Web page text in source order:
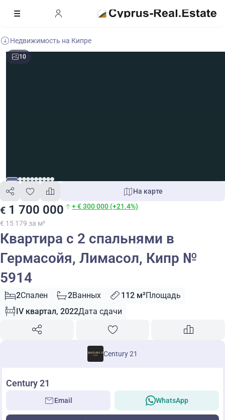
Недвижимость на Кипре
10
€ 1 700 000 + € 300 000 (+21.4%)
€ 15 179 за м²
На карте
Квартира с 2 спальнями в
Гермасойя, Лимасол, Кипр №
5914
2Спален 2Ванных 112 м²Площадь
IV квартал, 2022Дата сдачи
Century 21
Century 21
Email WhatsApp